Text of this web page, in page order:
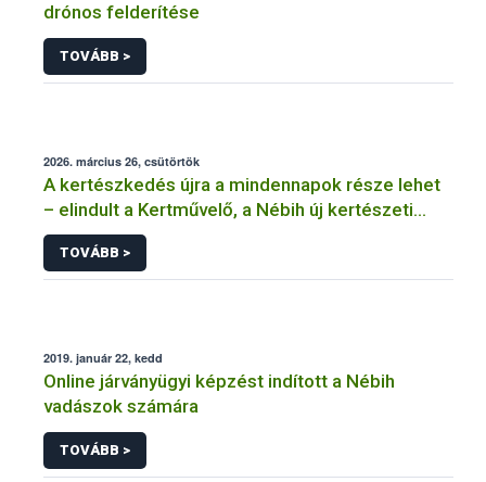
drónos felderítése
TOVÁBB >
2026. március 26, csütörtök
A kertészkedés újra a mindennapok része lehet
– elindult a Kertművelő, a Nébih új kertészeti
programja
TOVÁBB >
2019. január 22, kedd
Online járványügyi képzést indított a Nébih
vadászok számára
TOVÁBB >